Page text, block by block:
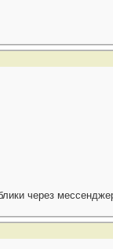
через